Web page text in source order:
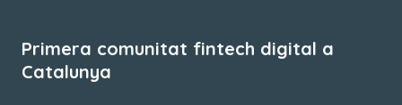
Primera comunitat fintech digital a
Catalunya